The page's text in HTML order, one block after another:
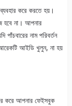
ব্যবহার করে করতে হয়।
হবে না। আপনার
নাম পরিবর্তন
আইডি খুলুন, না হয়
করে আপনার ফেইসবুক